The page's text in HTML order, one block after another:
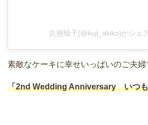
久慈暁子(@kuji_akiko)がシェ
素敵なケーキに幸せいっぱいのご夫婦
「2nd Wedding Anniversary いつも